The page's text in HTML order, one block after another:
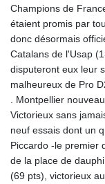
Champions de
étaient promis par
donc désormais
Catalans de l'Usap
disputeront eux leur
malheureux de Pro
. Montpellier
Victorieux sans
neuf essais dont un
Piccardo -le premier
de la place de
(69 pts), victorieux